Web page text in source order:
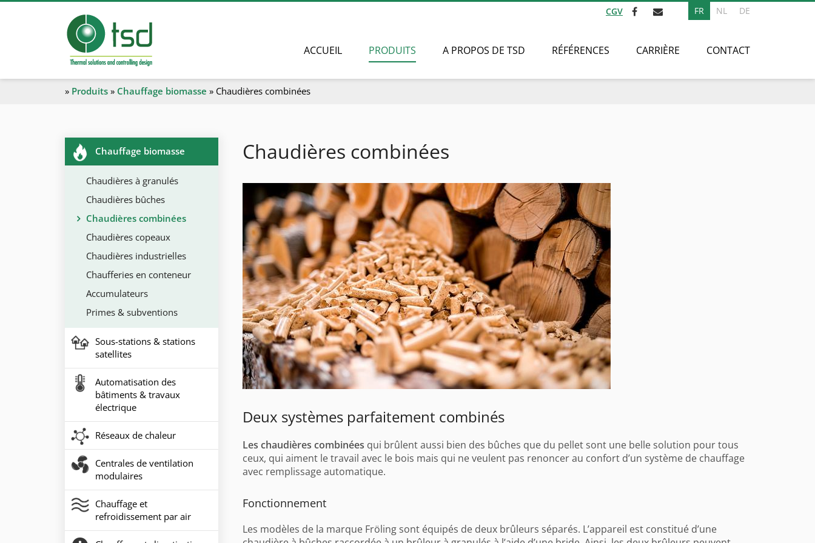
CGV FR NL DE
ACCUEIL PRODUITS A PROPOS DE TSD RÉFÉRENCES CARRIÈRE CONTACT
» Produits » Chauffage biomasse » Chaudières combinées
Chauffage biomasse
Chaudières à granulés
Chaudières bûches
Chaudières combinées
Chaudières copeaux
Chaudières industrielles
Chaufferies en conteneur
Accumulateurs
Primes & subventions
Sous-stations & stations
satellites
Automatisation des
bâtiments & travaux
électrique
Réseaux de chaleur
Centrales de ventilation
modulaires
Chauffage et
refroidissement par air
Chaudières combinées
Deux systèmes parfaitement combinés
Les chaudières combinées qui brûlent aussi bien des bûches que du pellet sont une belle solution pour tous
ceux, qui aiment le travail avec le bois mais qui ne veulent pas renoncer au confort d’un système de chauffage
avec remplissage automatique.
Fonctionnement
Les modèles de la marque Fröling sont équipés de deux brûleurs séparés. L’appareil est constitué d’une